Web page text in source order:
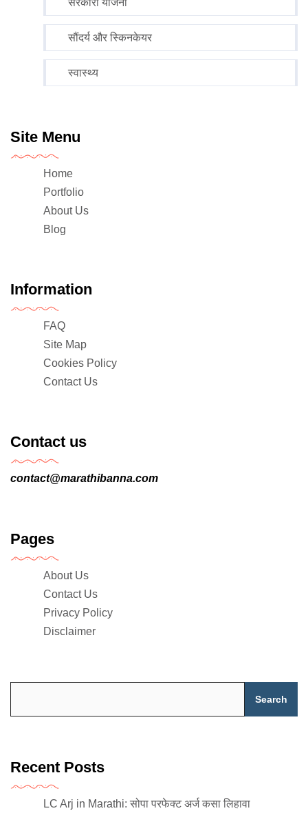
सौंदर्य और स्किनकेयर
स्वास्थ्य
Site Menu
Home
Portfolio
About Us
Blog
Information
FAQ
Site Map
Cookies Policy
Contact Us
Contact us
contact@marathibanna.com
Pages
About Us
Contact Us
Privacy Policy
Disclaimer
Search
Recent Posts
LC Arj in Marathi: सोपा परफेक्ट अर्ज कसा लिहावा